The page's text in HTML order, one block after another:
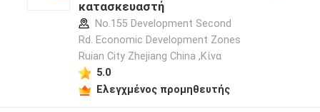
κατασκευαστή
No.155 Development Second
Rd. Economic Development Zones
Ruian City Zhejiang China ,Κίνα
5.0
Ελεγχμένος προμηθευτής